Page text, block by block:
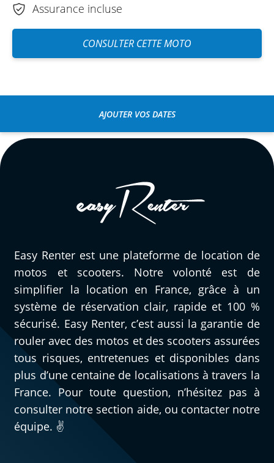
Assurance incluse
CONSULTER CETTE MOTO
AJOUTER VOS DATES
Easy Renter est une plateforme de location de
motos et scooters. Notre volonté est de
simplifier la location en France, grâce à un
système de réservation clair, rapide et 100 %
sécurisé. Easy Renter, c’est aussi la garantie de
rouler avec des motos et des scooters assurées
tous risques, entretenues et disponibles dans
plus d’une centaine de localisations à travers la
France. Pour toute question, n’hésitez pas à
consulter notre section aide, ou contacter notre
équipe. ✌️